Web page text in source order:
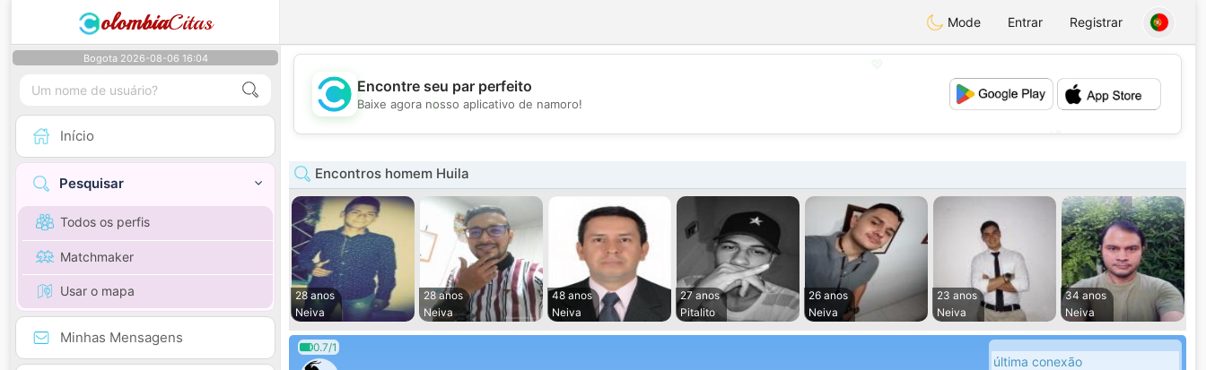
olombiaCitas Mode Entrar Registrar
Bogota 2026-08-06 16:04
Início
Pesquisar
Todos os perfis
Matchmaker
Usar o mapa
Minhas Mensagens
💕
Encontre seu par perfeito
Baixe agora nosso aplicativo de namoro!
Encontros homem Huila
28 anos
Neiva
28 anos
Neiva
48 anos
Neiva
27 anos
Pitalito
26 anos
Neiva
23 anos
Neiva
34 anos
Neiva
0.7/1
última conexão